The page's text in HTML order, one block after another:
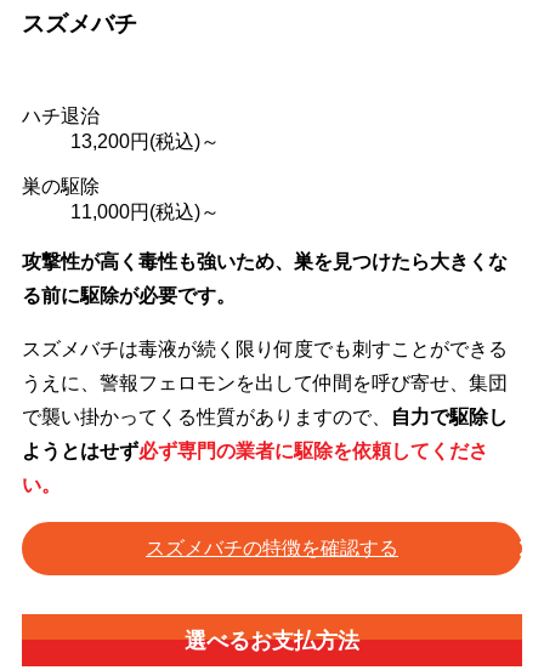
スズメバチ
ハチ退治
13,200円(税込)～
巣の駆除
11,000円(税込)～
攻撃性が高く毒性も強いため、巣を見つけたら大きくな
る前に駆除が必要です。
スズメバチは毒液が続く限り何度でも刺すことができる
うえに、警報フェロモンを出して仲間を呼び寄せ、集団
で襲い掛かってくる性質がありますので、
自力で駆除し
ようとはせず必ず専門の業者に駆除を依頼してくださ
い。
スズメバチの特徴を確認する
選べるお支払方法